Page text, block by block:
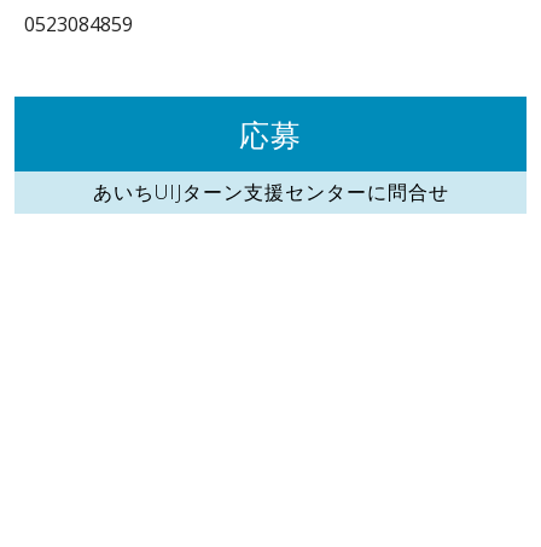
0523084859
応募
あいちUIJターン支援センターに問合せ